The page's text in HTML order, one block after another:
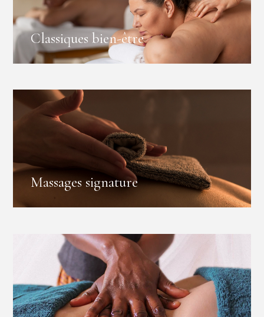
Classiques bien-être
Massages signature